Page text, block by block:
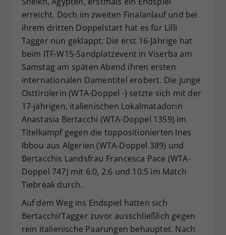
erreicht. Doch im zweiten Finalanlauf und bei
ihrem dritten Doppelstart hat es für Lilli
Tagger nun geklappt: Die erst 16-Jährige hat
beim ITF-W15-Sandplatzevent in Viserba am
Samstag am späten Abend ihren ersten
internationalen Damentitel erobert. Die junge
Osttirolerin (WTA-Doppel -) setzte sich mit der
17-jährigen, italienischen Lokalmatadorin
Anastasia Bertacchi (WTA-Doppel 1359) im
Titelkampf gegen die toppositionierten Ines
Ibbou aus Algerien (WTA-Doppel 389) und
Bertacchis Landsfrau Francesca Pace (WTA-
Doppel 747) mit 6:0, 2:6 und 10:5 im Match
Tiebreak durch.
Auf dem Weg ins Endspiel hatten sich
Bertacchi/Tagger zuvor ausschließlich gegen
rein italienische Paarungen behauptet. Nach
Zweck
Dieser Wert speichert Ihre Consent-
Einstellungen. Unter anderem eine
zufällig generierte ID, für die
historische Speicherung Ihrer
vorgenommen Einstellungen, falls der
Webseiten-Betreiber dies eingestellt
hat.